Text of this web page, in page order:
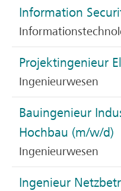
Information
Projektingenieur
Ingenieurwesen
Bauingenieur
Hochbau (m/w/d)
Ingenieurwesen
Ingenieur